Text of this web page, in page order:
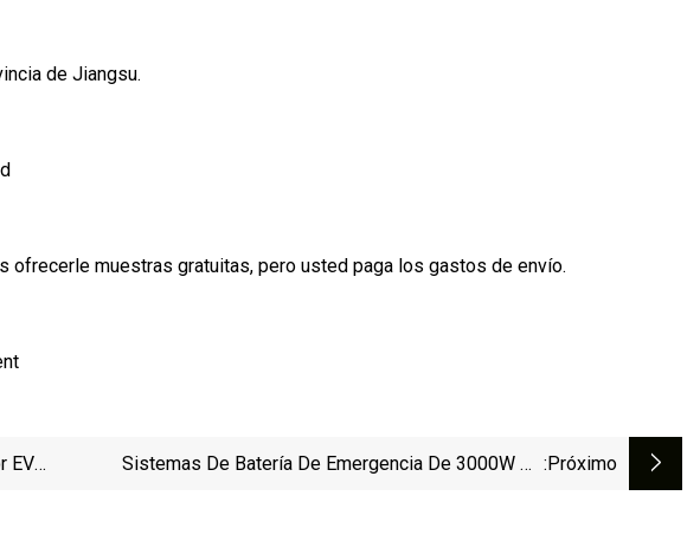
de Jiangsu.
muestras gratuitas, pero usted paga los gastos de envío.
EV
Sistemas De Batería De Emergencia De 3000W De :próximo